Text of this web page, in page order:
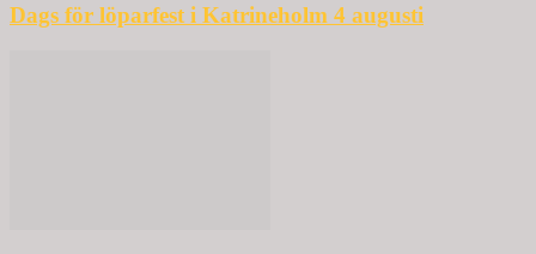
Dags för löparfest i Katrineholm 4 augusti